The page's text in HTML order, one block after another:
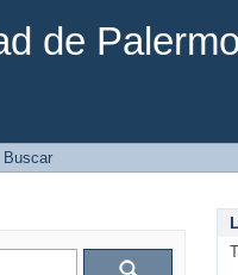
de Palermo
Buscar